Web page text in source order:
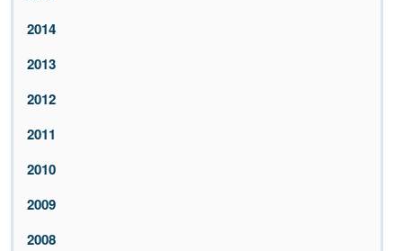
2014
2013
2012
2011
2010
2009
2008